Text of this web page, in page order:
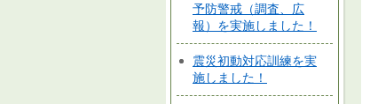
予防警戒（調査、広
報）を実施しました！
震災初動対応訓練を実
施しました！